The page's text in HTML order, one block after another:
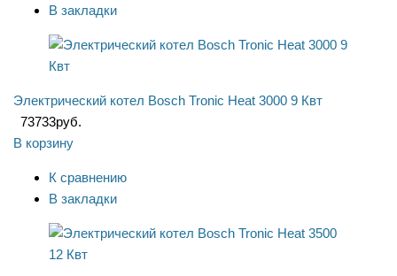
В закладки
Электрический котел Bosch Tronic Heat 3000 9 Квт
73733руб.
В корзину
К сравнению
В закладки